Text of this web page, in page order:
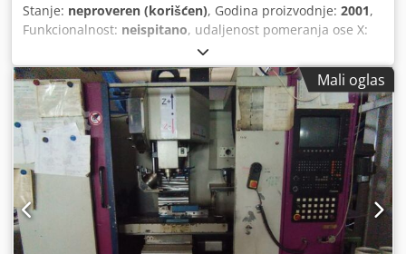
Stanje: neproveren (korišćen), Godina proizvodnje: 2001,
Funkcionalnost: neispitano, udaljenost pomeranja ose X:
600 mm
model kontrolera:Heidenhain TNC 426, maksimalna brzina
obrtanja:8.000 o/min, Bez minimalne cene – garantovana
prodaja najboljem ponuđaču! TEHNIČKI DETALJI Radni hod
X-ose: 1.200 mm Radni hod Y-ose: 600 mm Radni hod Z-
ose: 800 mm Brzina obrtanja: 30–8.000 o/min Prihvat
vretena: ISO 40 Površina stola: 1.250 x 630 mm Težina
radnog komada: 1.000 kg Menjač alata: 24 Djdpfx Aoyv
Ayfoi Sokr DETALJI MAŠINE Upravljanje: Heidenhain TNC
426 Dimenzije i težina Potreban prostor: cca 4,2 x 3,3 x 3,15
m Težina mašine: cca 7.500 kg
Mali oglas